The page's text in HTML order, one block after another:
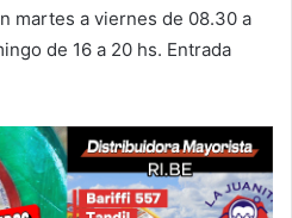
martes a viernes de 08.30 a
de 16 a 20 hs. Entrada